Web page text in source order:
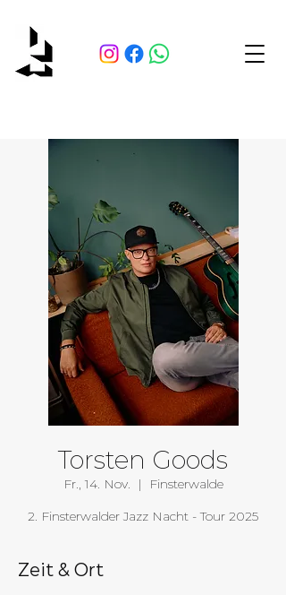
Torsten Goods
Fr., 14. Nov.
  |
Finsterwalde
2. Finsterwalder Jazz Nacht - Tour 2025
Zeit & Ort